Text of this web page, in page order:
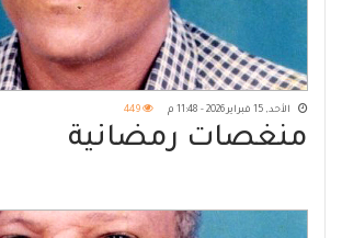
الأحد, 15 فبراير 2026 - 11:48 م 449
منغصات رمضانية